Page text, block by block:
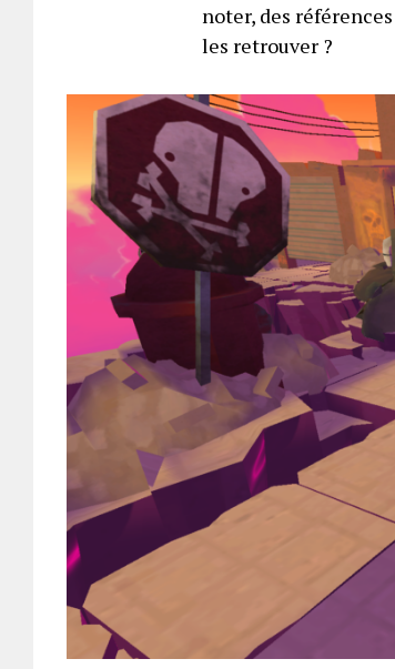
noter, des
les retrouver ?